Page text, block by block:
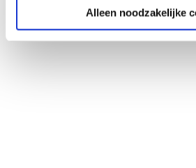
Alleen noodzakelijke